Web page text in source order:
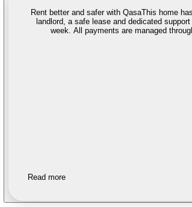
Rent better and safer with QasaThis home
landlord, a safe lease and dedicated
week. All payments are managed
Read more